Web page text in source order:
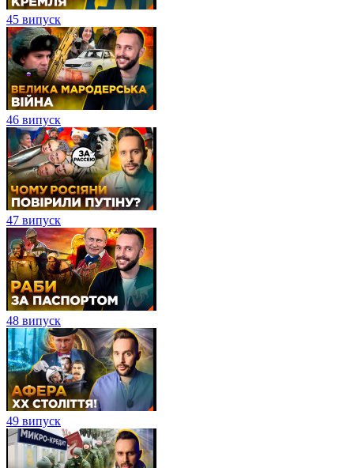
45 випуск
46 випуск
47 випуск
48 випуск
49 випуск